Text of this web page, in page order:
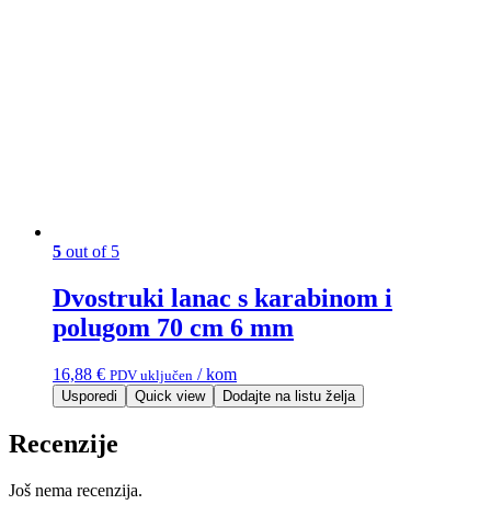
5 out of 5
Dvostruki lanac s karabinom i
polugom 70 cm 6 mm
16,88 € PDV uključen / kom
Usporedi Quick view Dodajte na listu želja
Recenzije
Još nema recenzija.